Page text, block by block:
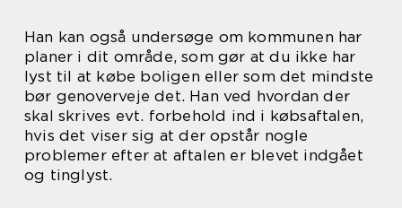
Han kan også undersøge om kommunen har
planer i dit område, som gør at du ikke har
lyst til at købe boligen eller som det mindste
bør genoverveje det. Han ved hvordan der
skal skrives evt. forbehold ind i købsaftalen,
hvis det viser sig at der opstår nogle
problemer efter at aftalen er blevet indgået
og tinglyst.